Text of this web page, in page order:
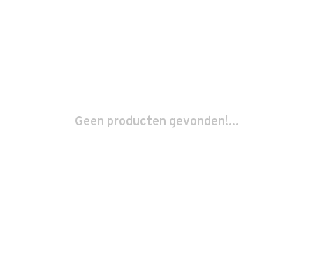
Geen producten gevonden!...